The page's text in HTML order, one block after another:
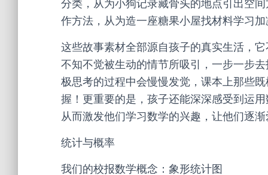
分类，从为小狗记录藏骨头的地点引出空
作方法，从为造一座糖果小屋找材料学习加
这些故事素材全部源自孩子的真实生活，
不知不觉被生动的情节所吸引，一步一步
极思考的过程中会慢慢发觉，课本上那些
握！更重要的是，孩子还能深深感受到运
从而激发他们学习数学的兴趣，让他们逐渐
统计与概率
我们的校报数学概念：象形统计图